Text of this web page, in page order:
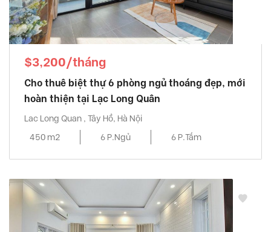
$3,200/tháng
Cho thuê biệt thự 6 phòng ngủ thoáng đẹp, mới
hoàn thiện tại Lạc Long Quân
Lac Long Quan , Tây Hồ, Hà Nội
450 m2
6 P.Ngủ 6 P.Tắm